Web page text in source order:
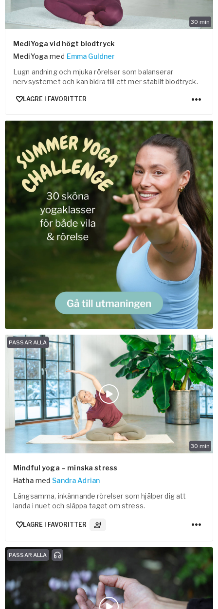
30 min
MediYoga vid högt blodtryck
MediYoga med Emma Guldner
Lugn andning och mjuka rörelser som balanserar
nervsystemet och kan bidra till ett mer stabilt blodtryck.
LAGRE I FAVORITTER
30 min
PASSAR ALLA
Mindful yoga – minska stress
Hatha med Sandra Adrian
Långsamma, inkännande rörelser som hjälper dig att
landa i nuet och släppa taget om stress.
LAGRE I FAVORITTER 3 Lydspor
PASSAR ALLA